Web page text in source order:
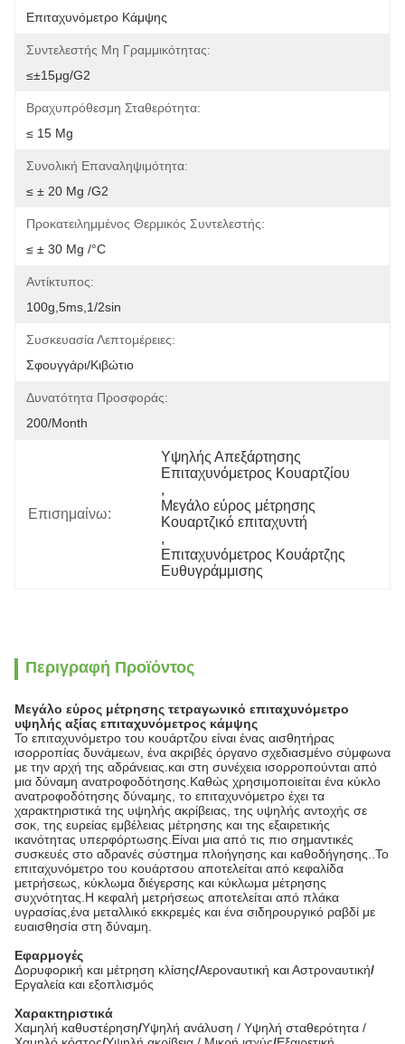
Επιταχυνόμετρο Κάμψης
Συντελεστής Μη Γραμμικότητας:
≤±15μg/g2
Βραχυπρόθεσμη Σταθερότητα:
≤ 15 Μg
Συνολική Επαναληψιμότητα:
≤ ± 20 Μg /g2
Προκατειλημμένος Θερμικός Συντελεστής:
≤ ± 30 Μg /°C
Αντίκτυπος:
100g,5ms,1/2sin
Συσκευασία Λεπτομέρειες:
Σφουγγάρι/κιβώτιο
Δυνατότητα Προσφοράς:
200/month
Επισημαίνω:
Υψηλής Απεξάρτησης
Επιταχυνόμετρος Κουαρτζίου
,
Μεγάλο εύρος μέτρησης
Κουαρτζικό επιταχυντή
,
Επιταχυνόμετρος Κουάρτζης
Ευθυγράμμισης
Περιγραφή Προϊόντος
Μεγάλο εύρος μέτρησης τετραγωνικό επιταχυνόμετρο
υψηλής αξίας επιταχυνόμετρος κάμψης
Το επιταχυνόμετρο του κουάρτζου είναι ένας αισθητήρας
ισορροπίας δυνάμεων, ένα ακριβές όργανο σχεδιασμένο σύμφωνα
με την αρχή της αδράνειας.και στη συνέχεια ισορροπούνται από
μια δύναμη ανατροφοδότησης.Καθώς χρησιμοποιείται ένα κύκλο
ανατροφοδότησης δύναμης, το επιταχυνόμετρο έχει τα
χαρακτηριστικά της υψηλής ακρίβειας, της υψηλής αντοχής σε
σοκ, της ευρείας εμβέλειας μέτρησης και της εξαιρετικής
ικανότητας υπερφόρτωσης.Είναι μια από τις πιο σημαντικές
συσκευές στο αδρανές σύστημα πλοήγησης και καθοδήγησης..Το
επιταχυνόμετρο του κουάρτσου αποτελείται από κεφαλίδα
μετρήσεως, κύκλωμα διέγερσης και κύκλωμα μέτρησης
συχνότητας.Η κεφαλή μετρήσεως αποτελείται από πλάκα
υγρασίας,ένα μεταλλικό εκκρεμές και ένα σιδηρουργικό ραβδί με
ευαισθησία στη δύναμη.
Εφαρμογές
Δορυφορική και μέτρηση κλίσης/Αεροναυτική και Αστροναυτική/
Εργαλεία και εξοπλισμός
Χαρακτηριστικά
Χαμηλή καθυστέρηση/Υψηλή ανάλυση / Υψηλή σταθερότητα /